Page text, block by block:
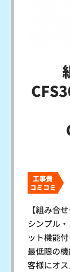
工事費
コミコミ
【組み合
シンプル
ット機能
最低限の
客様にオス